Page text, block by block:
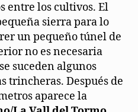
entre los cultivos. El
sierra para lo
un pequeño túnel de
no es necesaria
suceden algunos
trincheras. Después de
aparece la